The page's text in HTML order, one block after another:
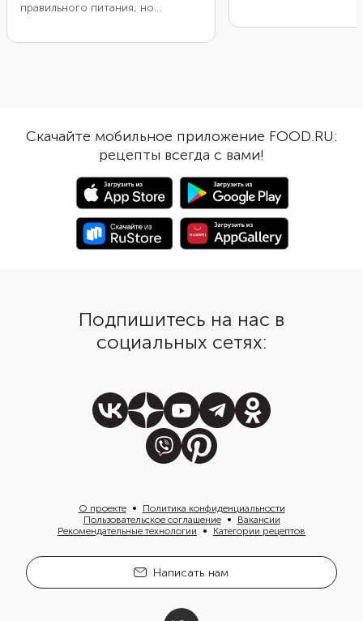
правильного питания, но
приготовьте бургер на овощных
классической, а можно
поэкспериментировать.
Например, добавить легкий
йогуртовый соус или заменить
мясную котлету на филе
консервированного тунца.
чем обычный: не
развалится при
хотите сэкономить
возьмите готовое
подойдет
дрожжевое.
Скачайте мобильное приложение FOOD.RU:
рецепты всегда с вами!
Подпишитесь на нас в
социальных сетях:
О проекте
Политика конфиденциальности
Пользовательское соглашение
Вакансии
Рекомендательные технологии
Категории рецептов
Написать нам